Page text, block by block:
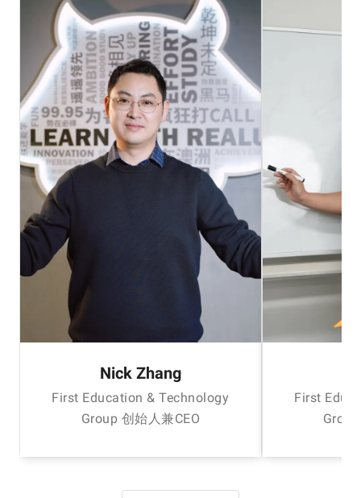
Nick Zhang
First Education & Technology
Group 创始人兼CEO
First